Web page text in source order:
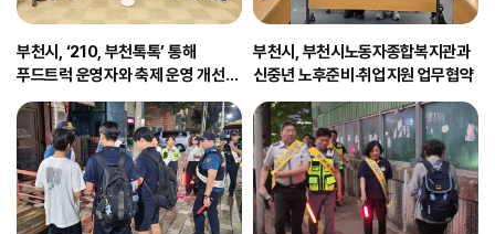
부천시, ‘210, 부천톡톡’ 통해
푸드트럭 운영자와 축제 운영 개선
논의
부천시, 부천시노동자종합복지관과
신중년 노후준비·취업지원 업무협약